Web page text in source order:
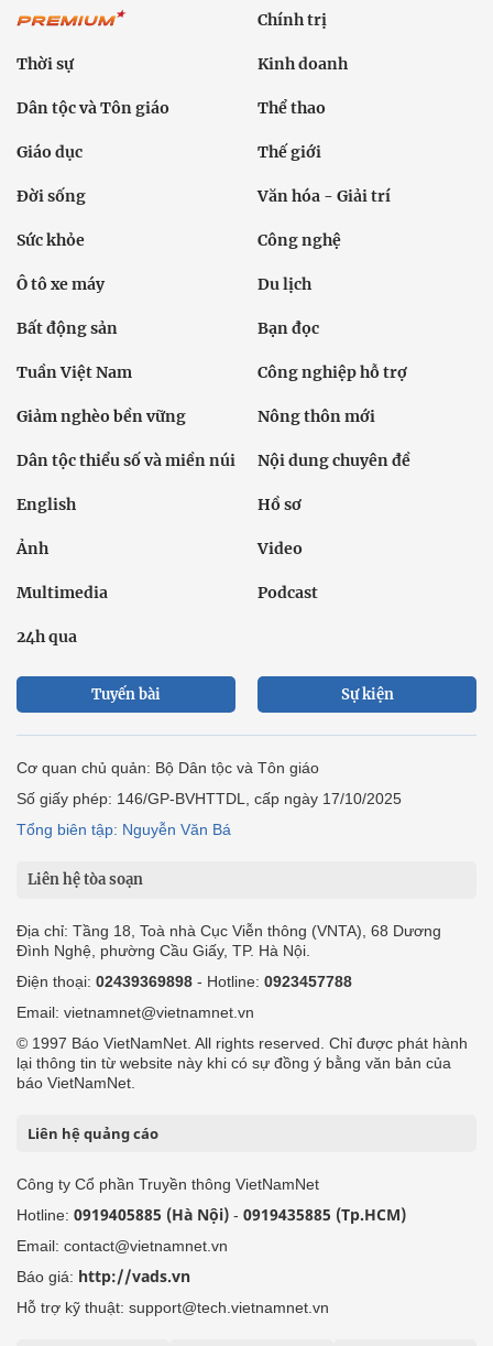
Chính trị
Thời sự Kinh doanh
Dân tộc và Tôn giáo Thể thao
Giáo dục Thế giới
Đời sống Văn hóa - Giải trí
Sức khỏe Công nghệ
Ô tô xe máy Du lịch
Bất động sản Bạn đọc
Tuần Việt Nam Công nghiệp hỗ trợ
Giảm nghèo bền vững Nông thôn mới
Dân tộc thiểu số và miền núi Nội dung chuyên đề
English Hồ sơ
Ảnh Video
Multimedia Podcast
24h qua
Tuyến bài Sự kiện
Cơ quan chủ quản: Bộ Dân tộc và Tôn giáo
Số giấy phép: 146/GP-BVHTTDL, cấp ngày 17/10/2025
Tổng biên tập: Nguyễn Văn Bá
Liên hệ tòa soạn
Địa chỉ: Tầng 18, Toà nhà Cục Viễn thông (VNTA), 68 Dương
Đình Nghệ, phường Cầu Giấy, TP. Hà Nội.
Điện thoại: 02439369898 - Hotline: 0923457788
Email: vietnamnet@vietnamnet.vn
© 1997 Báo VietNamNet. All rights reserved. Chỉ được phát hành
lại thông tin từ website này khi có sự đồng ý bằng văn bản của
báo VietNamNet.
Liên hệ quảng cáo
Công ty Cổ phần Truyền thông VietNamNet
Hotline: 0919405885 (Hà Nội) - 0919435885 (Tp.HCM)
Email: contact@vietnamnet.vn
Báo giá: http://vads.vn
Hỗ trợ kỹ thuật: support@tech.vietnamnet.vn